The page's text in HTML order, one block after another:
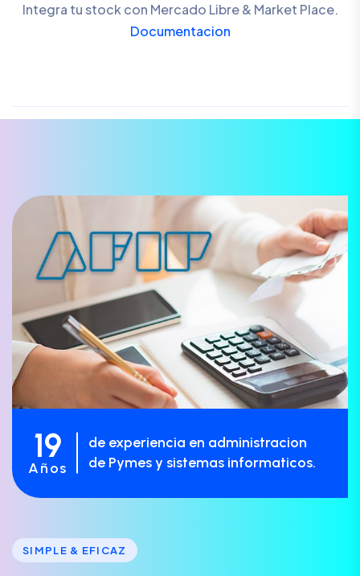
Integra tu stock con Mercado Libre & Market Place.
Documentacion
19
Años
de experiencia en administracion
de Pymes y sistemas informaticos.
SIMPLE & EFICAZ